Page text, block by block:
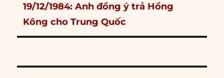
Next
post:
19/12/1984: Anh đồng ý trả Hồng
Kông cho Trung Quốc